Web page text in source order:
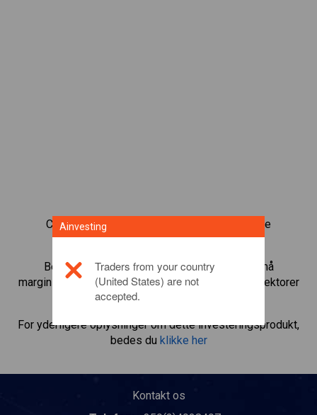
CFD-obligationshandel giver dig en bred vifte
investeringsmuligheder.
Begynd at handle med Taiwan 50og gear små
marginindskud til at øge handelsmængden. Følg sektorer
og økonomier.
For yderligere oplysninger om dette investeringsprodukt,
bedes du klikke her
Kontakt os
Ainvesting
Traders from your country
(United States) are not
accepted.